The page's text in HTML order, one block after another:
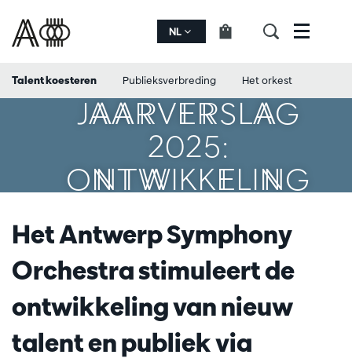
NL Menu
Talent koesteren Publieksverbreding Het orkest
JAARVERSLAG
2025:
ONTWIKKELING
Het Antwerp Symphony
Orchestra stimuleert de
ontwikkeling van nieuw
talent en publiek via